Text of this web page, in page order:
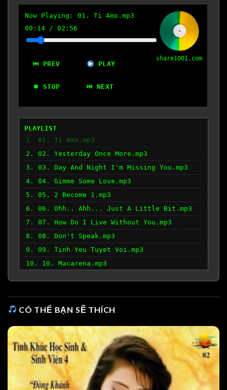
Now Playing: 01. Ti Amo.mp3
00:15 / 02:56
⏮ PREV PLAY
⏹ STOP ⏭ NEXT
share1001.com
PLAYLIST
1. 01. Ti Amo.mp3
2. 02. Yesterday Once More.mp3
3. 03. Day And Night I'm Missing You.mp3
4. 04. Gimme Some Love.mp3
5. 05. 2 Become 1.mp3
6. 06. Ohh.. Ahh... Just A Little Bit.mp3
7. 07. How Do I Live Without You.mp3
8. 08. Don't Speak.mp3
9. 09. Tinh Yeu Tuyet Voi.mp3
10. 10. Macarena.mp3
CÓ THỂ BẠN SẼ THÍCH